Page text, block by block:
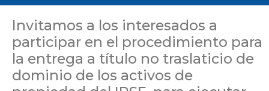
Invitamos a los interesados a
participar en el procedimiento para
la entrega a título no traslaticio de
dominio de los activos de